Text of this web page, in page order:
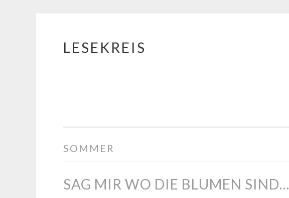
Springe
LESEKREIS
SOMMER
SAG MIR WO DIE BLUMEN SIND…